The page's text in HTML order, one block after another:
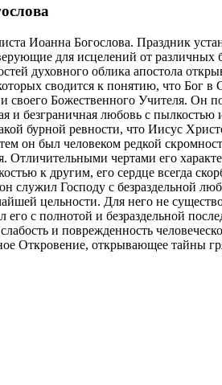
Иоанна Богослова. Праздник
для исцелений от
духовного облика апостола
сводится к понятию, что Бог в
Божественного Учителя. Он
безграничная любовь с
бурной ревности, что Иисус
он был человеком редкой
чертами его
к другим, его сердце всегда
служил Господу с безраздельной
цельности. Для него не
с полнотой и безраздельной
и поврежденность
Откровение, открывающее тайны